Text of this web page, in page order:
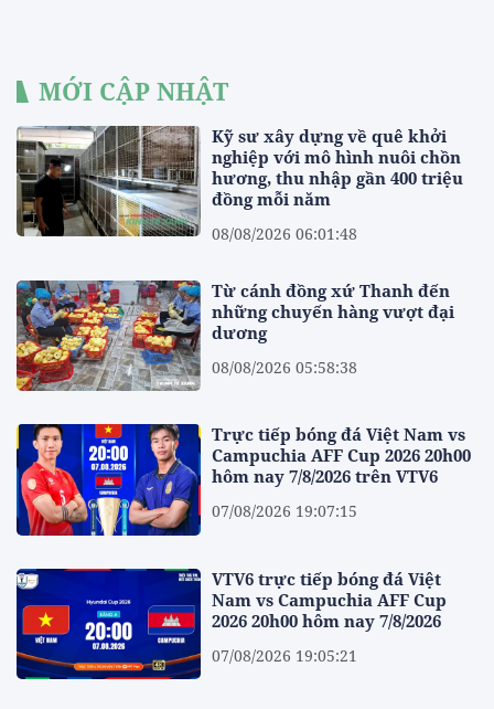
MỚI CẬP NHẬT
Kỹ sư xây dựng về quê khởi
nghiệp với mô hình nuôi chồn
hương, thu nhập gần 400 triệu
đồng mỗi năm
08/08/2026 06:01:48
Từ cánh đồng xứ Thanh đến
những chuyến hàng vượt đại
dương
08/08/2026 05:58:38
Trực tiếp bóng đá Việt Nam vs
Campuchia AFF Cup 2026 20h00
hôm nay 7/8/2026 trên VTV6
07/08/2026 19:07:15
VTV6 trực tiếp bóng đá Việt
Nam vs Campuchia AFF Cup
2026 20h00 hôm nay 7/8/2026
07/08/2026 19:05:21